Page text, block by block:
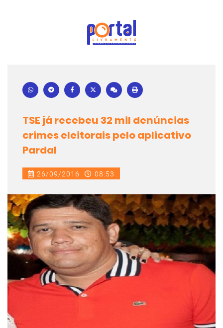
TSE já recebeu 32 mil denúncias
crimes eleitorais pelo aplicativo
Pardal
26/09/2016 08:53